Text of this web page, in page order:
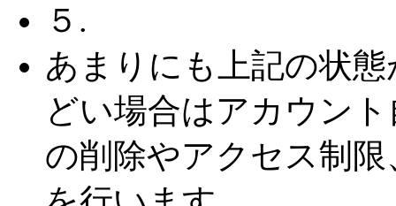
５.
あまりにも上記の状態
どい場合はアカウント
の削除やアクセス制限